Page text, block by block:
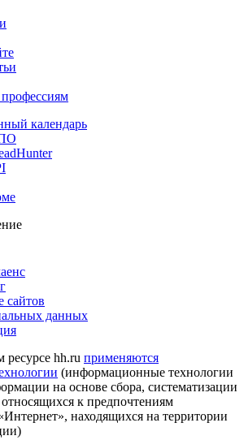
календарь
сайтов
данных
hh.ru применяются
(информационные технологии
на основе сбора, систематизации
к предпочтениям
находящихся на территории